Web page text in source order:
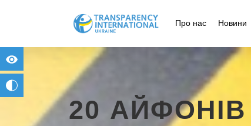
for people with visual impairment
change to b/w
Про нас Новини
20